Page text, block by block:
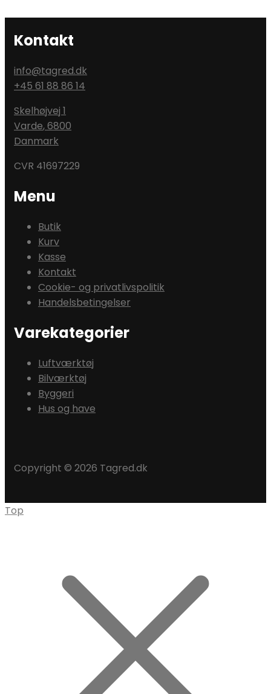
Kontakt
info@tagred.dk
+45 61 88 86 14
Skelhøjvej 1
Varde,6800
Danmark
CVR 41697229
Menu
Butik
Kurv
Kasse
Kontakt
Cookie- og privatlivspolitik
Handelsbetingelser
Varekategorier
Luftværktøj
Bilværktøj
Byggeri
Hus og have
Copyright © 2026 Tagred.dk
Top